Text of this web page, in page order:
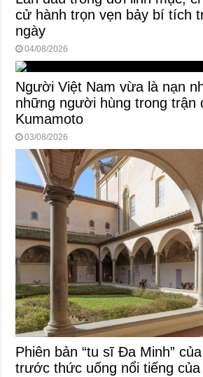
cử hành trọn vẹn bảy bí tích
ngày
04/08/2026
Người Việt Nam vừa là nạn
những người hùng trong trận
Kumamoto
03/08/2026
Phiên bản “tu sĩ Đa Minh”
trước thức uống nổi tiếng